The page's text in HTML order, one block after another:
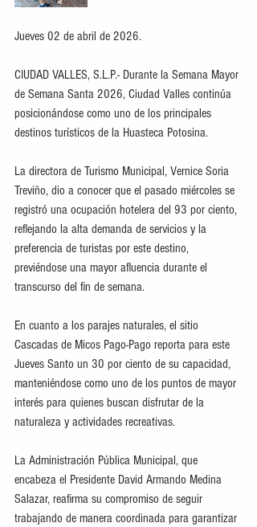
Jueves 02 de abril de 2026.
CIUDAD VALLES, S.L.P.- Durante la Semana Mayor
de Semana Santa 2026, Ciudad Valles continúa
posicionándose como uno de los principales
destinos turísticos de la Huasteca Potosina.
La directora de Turismo Municipal, Vernice Soria
Treviño, dio a conocer que el pasado miércoles se
registró una ocupación hotelera del 93 por ciento,
reflejando la alta demanda de servicios y la
preferencia de turistas por este destino,
previéndose una mayor afluencia durante el
transcurso del fin de semana.
En cuanto a los parajes naturales, el sitio
Cascadas de Micos Pago-Pago reporta para este
Jueves Santo un 30 por ciento de su capacidad,
manteniéndose como uno de los puntos de mayor
interés para quienes buscan disfrutar de la
naturaleza y actividades recreativas.
La Administración Pública Municipal, que
encabeza el Presidente David Armando Medina
Salazar, reafirma su compromiso de seguir
trabajando de manera coordinada para garantizar